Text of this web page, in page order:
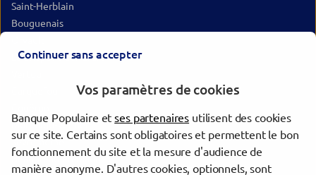
Saint-Herblain
Bouguenais
La Chapelle-sur-Erdre
Montaigu-Vendée
Sèvremoine
Beaupréau-en-Mauges
Continuer sans accepter
Vos paramètres de cookies
Banque Populaire etses partenaires utilisent des cookies
sur ce site. Certains sont obligatoires et permettent le bon
fonctionnement du site et la mesure d'audience de
manière anonyme. D'autres cookies, optionnels, sont